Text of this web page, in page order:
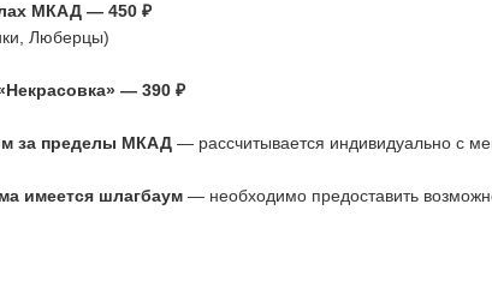
МКАД — 450 ₽
Люберцы)
— 390 ₽
за пределы МКАД — рассчитывается индивидуально с
имеется шлагбаум — необходимо предоставить